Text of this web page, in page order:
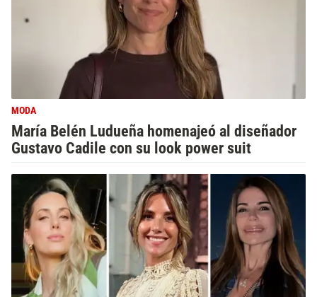
MODA
María Belén Ludueña homenajeó al diseñador
Gustavo Cadile con su look power suit